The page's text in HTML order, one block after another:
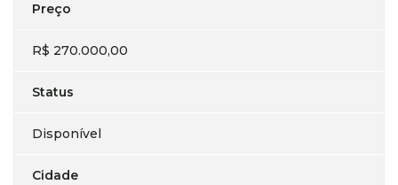
Preço
R$ 270.000,00
Status
Disponível
Cidade